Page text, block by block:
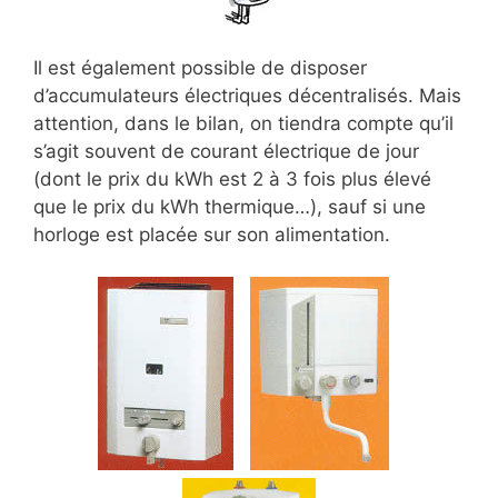
Il est également possible de disposer
d’accumulateurs électriques décentralisés. Mais
attention, dans le bilan, on tiendra compte qu’il
s’agit souvent de courant électrique de jour
(dont le prix du kWh est 2 à 3 fois plus élevé
que le prix du kWh thermique…), sauf si une
horloge est placée sur son alimentation.